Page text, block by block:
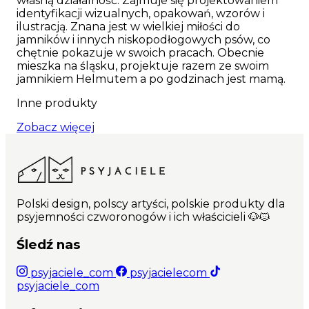
PRZED ZAKUPEM ZERKNIJ DO TABELI Z
WYMIARAMI PONIŻEJ CENY I SPRAWDŹ TEŻ
OPCJE DODATKOWE:)Pamiętaj jednak, iż
zgodnie z prawem produkty personalizowane
nie podlegają zwrotom.
Najważniejsze cechy produktu: Kolorowa,
dwustronna, bardzo wytrzymała taśma o
szerokości 25mm; Mocne, odporne na warunki
atmosferyczne okucia i klamra marki Duraflex;
Specjalny zaczep na adresówkę czy numerek;
dostępny tylko na Psyjaciele.com
identyfikacji wizualnych, opakowań, wzorów i
ilustracją. Znana jest w wielkiej miłości do
jamników i innych niskopodłogowych psów, co
chętnie pokazuje w swoich pracach. Obecnie
mieszka na śląsku, projektuje razem ze swoim
jamnikiem Helmutem a po godzinach jest mamą.
Inne produkty
Zobacz więcej
Polski design, polscy artyści, polskie produkty dla
psyjemności czworonogów i ich właścicieli 🐶🐱
Śledź nas
psyjaciele_com
psyjacielecom
psyjaciele_com